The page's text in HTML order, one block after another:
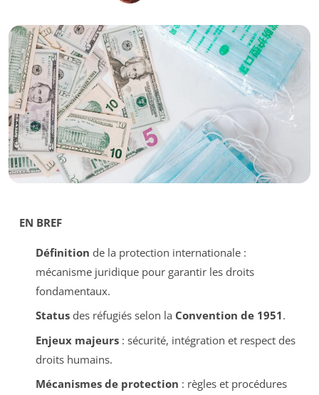
EN BREF
Définition de la protection internationale :
mécanisme juridique pour garantir les droits
fondamentaux.
Statusdes réfugiés selon la Convention de 1951.
Enjeux majeurs: sécurité, intégration et respect des
droits humains.
Mécanismes de protection : règles et procédures